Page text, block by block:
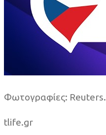
Φωτογραφίες: Reuters.
tlife.gr